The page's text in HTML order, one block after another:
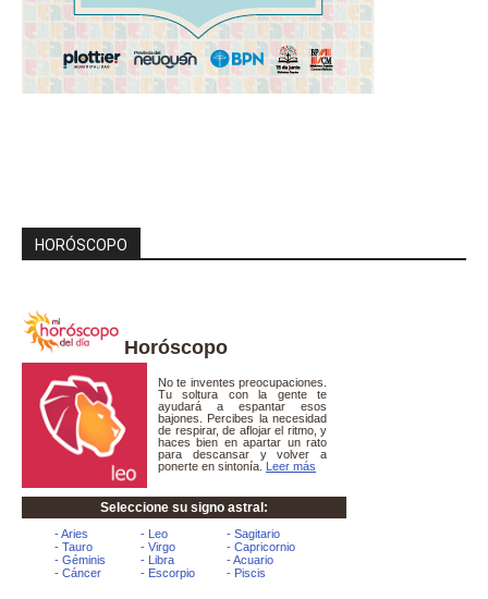
HORÓSCOPO
Horóscopo